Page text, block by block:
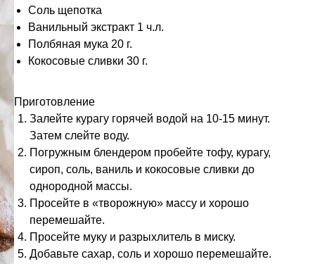
Соль щепотка
Ванильный экстракт 1 ч.л.
Полбяная мука 20 г.
Кокосовые сливки 30 г.
Приготовление
Залейте курагу горячей водой на 10-15 минут.
Затем слейте воду.
Погружным блендером пробейте тофу, курагу,
сироп, соль, ваниль и кокосовые сливки до
однородной массы.
Просейте в «творожную» массу и хорошо
перемешайте.
Просейте муку и разрыхлитель в миску.
Добавьте сахар, соль и хорошо перемешайте.